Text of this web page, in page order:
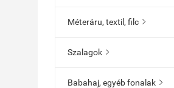
Méteráru, textil, filc 
Szalagok 
Babahaj, egyéb fonalak 